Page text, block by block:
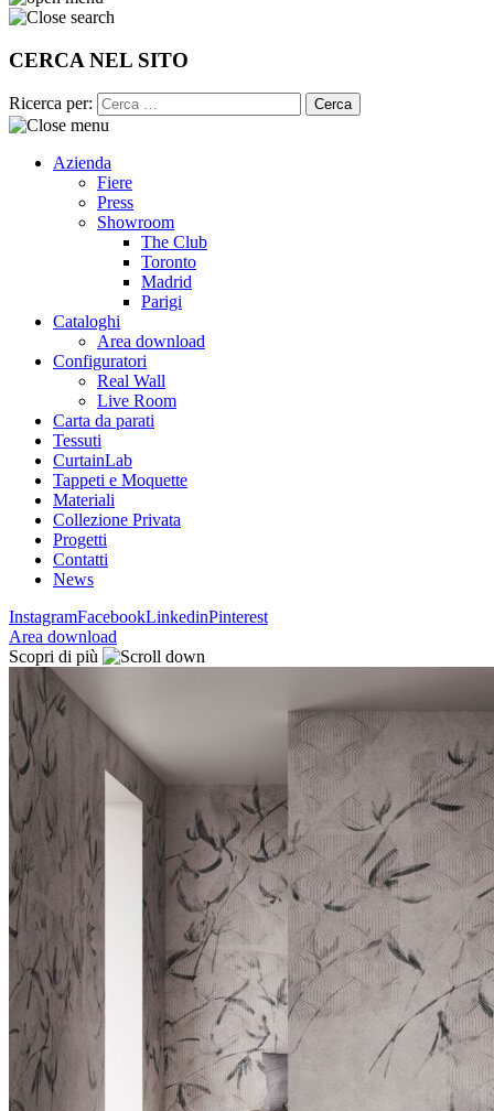
CERCA NEL SITO
Ricerca per:
Azienda
Fiere
Press
Showroom
The Club
Toronto
Madrid
Parigi
Cataloghi
Area download
Configuratori
Real Wall
Live Room
Carta da parati
Tessuti
CurtainLab
Tappeti e Moquette
Materiali
Collezione Privata
Progetti
Contatti
News
InstagramFacebookLinkedinPinterest
Area download
Scopri di più